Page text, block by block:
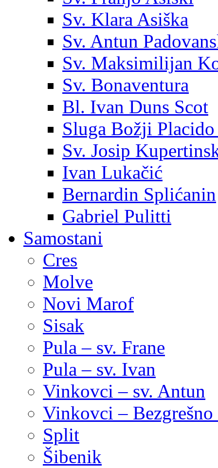
Sv. Klara Asiška
Sv. Antun
Sv. Maksimilijan
Sv. Bonaventura
Bl. Ivan Duns Scot
Sluga Božji Placido
Sv. Josip
Ivan Lukačić
Bernardin Splićanin
Gabriel Pulitti
Samostani
Cres
Molve
Novi Marof
Sisak
Pula – sv. Frane
Pula – sv. Ivan
Vinkovci – sv. Antun
Vinkovci –
Split
Šibenik